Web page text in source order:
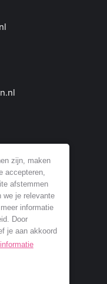
zijn, maken
accepteren,
afstemmen
we je relevante
informatie
Door
je aan akkoord